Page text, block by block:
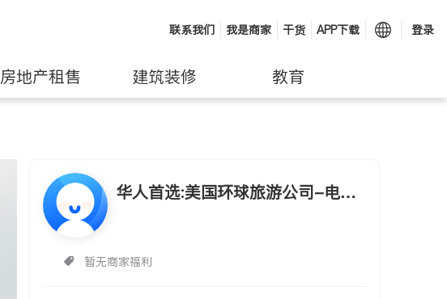
联系我们 我是商家 干货 APP下载 登录
房地产租售 建筑装修 教育
华人首选:美国环球旅游公司-电
暂无商家福利